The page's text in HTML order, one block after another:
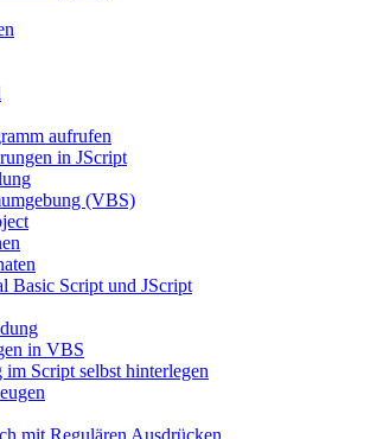
aufrufen
in JScript
(VBS)
Basic Script und JScript
in VBS
Script selbst hinterlegen